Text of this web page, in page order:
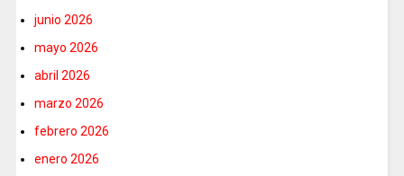
junio 2026
mayo 2026
abril 2026
marzo 2026
febrero 2026
enero 2026